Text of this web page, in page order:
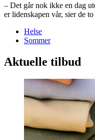
– Det går nok ikke en dag
er lidenskapen vår, sier de to
Helse
Sommer
Aktuelle tilbud